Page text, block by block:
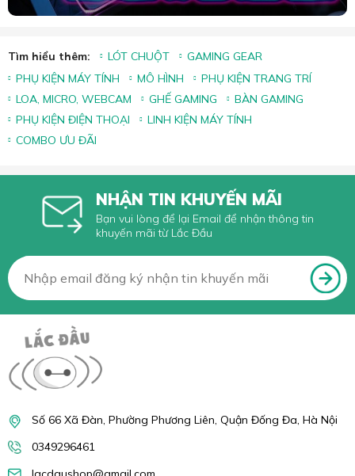
Tìm hiểu thêm: LÓT CHUỘT
GAMING GEAR
PHỤ KIỆN MÁY TÍNH
MÔ HÌNH
PHỤ KIỆN TRANG TRÍ
LOA, MICRO, WEBCAM
GHẾ GAMING
BÀN GAMING
PHỤ KIỆN ĐIỆN THOẠI
LINH KIỆN MÁY TÍNH
COMBO ƯU ĐÃI
NHẬN TIN KHUYẾN MÃI
Bạn vui lòng để lại Email để nhận thông tin
khuyến mãi từ Lắc Đầu
Số 66 Xã Đàn, Phường Phương Liên, Quận Đống Đa, Hà Nội
0349296461